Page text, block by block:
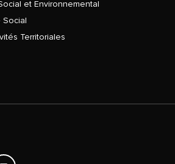
et Environnemental
Social
Territoriales